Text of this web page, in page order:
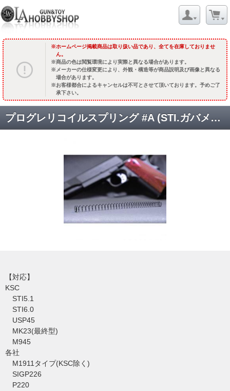
ホームページ掲載商品は取り扱い品であり、全てを在庫しておりませ
ん。
商品の色は閲覧環境により実際と異なる場合があります。
メーカーの仕様変更により、外観・構造等が商品説明及び画像と異なる
場合があります。
お客様都合によるキャンセルは不可とさせて頂いております。予めご了
承下さい。
プログレリコイルスプリング #A (STI.ガバメント.226.220.M945.KSC-USP45) [取寄]
【対応】
KSC
STI5.1
STI6.0
USP45
MK23(最終型)
M945
各社
M1911タイプ(KSC除く)
SIGP226
P220